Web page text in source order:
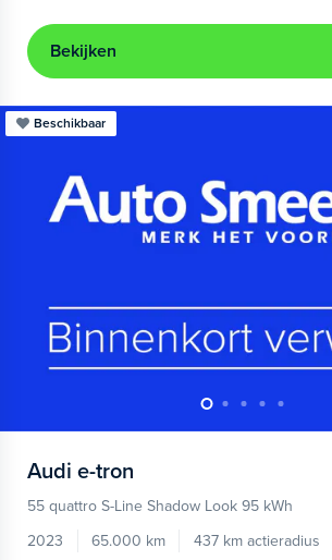
Bekijken
Beschikbaar
Audi e-tron
55 quattro S-Line Shadow Look 95 kWh
2023
65.000 km 437 km actieradius